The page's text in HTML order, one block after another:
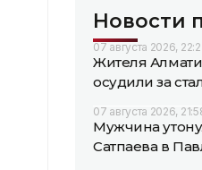
Новости
07 августа 2026,
Жителя
осудили за
07 августа 2026,
Мужчина
Сатпаева в